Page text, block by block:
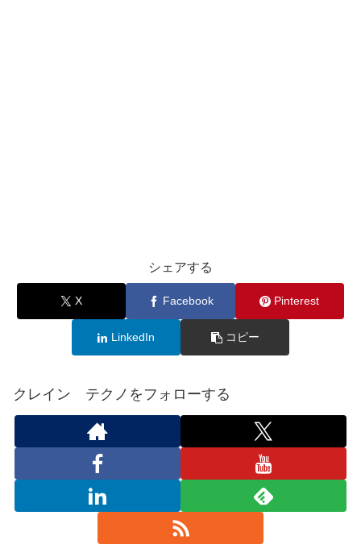
シェアする
X Facebook Pinterest
LinkedIn コピー
クレイン テクノをフォローする